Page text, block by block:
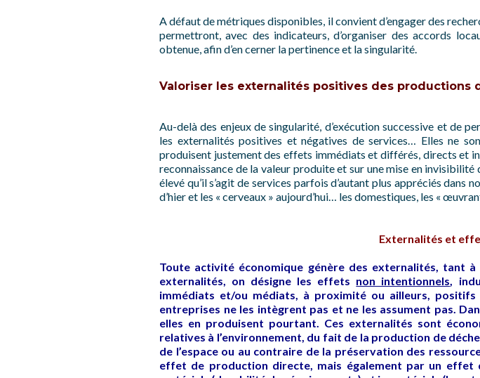
A défaut de métriques disponibles, il convient d’engager des
permettront, avec des indicateurs, d’organiser des accords
obtenue, afin d’en cerner la pertinence et la singularité.
Valoriser les externalités positives des productions
Au-delà des enjeux de singularité, d’exécution successive et de
les externalités positives et négatives de services… Elles ne
produisent justement des effets immédiats et différés, directs et
reconnaissance de la valeur produite et sur une mise en
élevé qu’il s’agit de services parfois d’autant plus appréciés
d’hier et les « cerveaux » aujourd’hui… les domestiques, les «
Externalités et
Toute activité économique génère des externalités, tant
externalités, on désigne les effets non intentionnels,
immédiats et/ou médiats, à proximité ou ailleurs,
entreprises ne les intègrent pas et ne les assument pas.
elles en produisent pourtant. Ces externalités sont
relatives à l’environnement, du fait de la production de
de l’espace ou au contraire de la préservation des
effet de production directe, mais également par un